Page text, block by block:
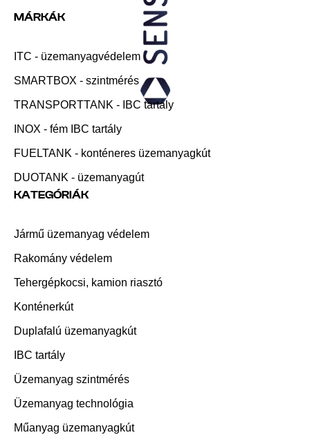
MÁRKÁK
ITC - üzemanyagvédelem
SMARTBOX - szintmérés
TRANSPORTTANK - IBC tartály
INOX - fém IBC tartály
FUELTANK - konténeres üzemanyagkút
DUOTANK - üzemanyagút
KATEGÓRIÁK
Jármű üzemanyag védelem
Rakomány védelem
Tehergépkocsi, kamion riasztó
Konténerkút
Duplafalú üzemanyagkút
IBC tartály
Üzemanyag szintmérés
Üzemanyag technológia
Műanyag üzemanyagkút